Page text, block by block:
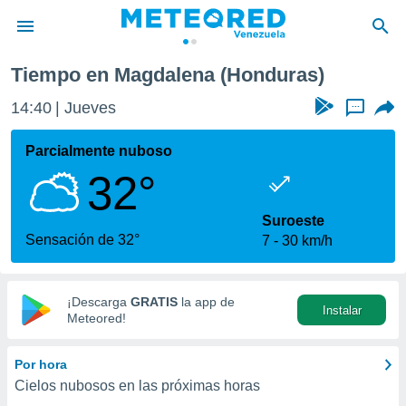
de
ha
que se
calidad.
a este
las
y
digital
basada
Tiempo en Magdalena (Honduras)
14:40 Jueves ...
Parcialmente nuboso
32°
Sensación de 32°
Suroeste
7
30 km/h
¡Descarga GRATIS la app de
Meteored!
Instalar
Por hora
Cielos nubosos en las próximas horas